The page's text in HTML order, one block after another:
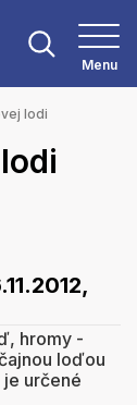
Menu
lodi
hromy -
loďou
určené